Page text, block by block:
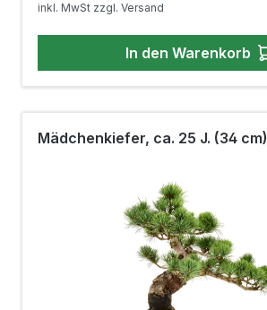
inkl. MwSt zzgl. Versand
In den Warenkorb
Mädchenkiefer, ca. 25 J. (34 cm)